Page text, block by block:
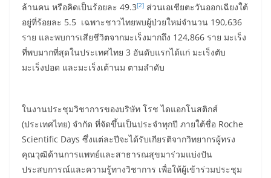
ล้านคน หรือคิดเป็นร้อยละ 49.3[2] ส่วนเอเชียตะวันออกเฉียงใต้
อยู่ที่ร้อยละ 5.5 เฉพาะชาวไทยพบผู้ป่วยใหม่จำนวน 190,636
ราย และพบการเสียชีวิตจากมะเร็งมากถึง 124,866 ราย มะเร็ง
ที่พบมากที่สุดในประเทศไทย 3 อันดับแรกได้แก่ มะเร็งตับ
มะเร็งปอด และมะเร็งเต้านม ตามลำดับ
ในงานประชุมวิชาการของบริษัท โรช ไดแอกโนสติกส์
(ประเทศไทย) จำกัด ที่จัดขึ้นเป็นประจำทุกปี ภายใต้ชื่อ Roche
Scientific Days ซึ่งแต่ละปีจะได้รับเกียรติจากวิทยากรผู้ทรง
คุณวุฒิด้านการแพทย์และสาธารณสุขมาร่วมแบ่งปัน
ประสบการณ์และความรู้ทางวิชาการ เพื่อให้ผู้เข้าร่วมประชุม